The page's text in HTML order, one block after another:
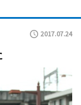
2017.07.24